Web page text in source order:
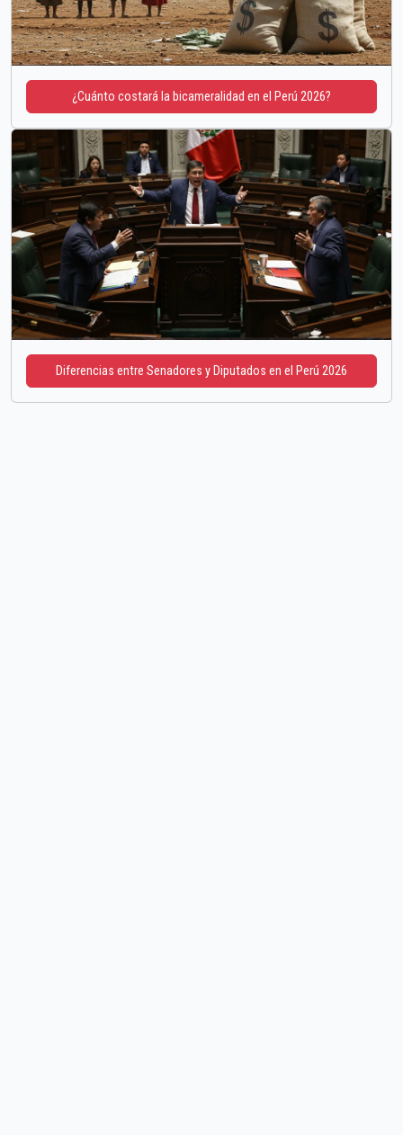
¿Cuánto costará la bicameralidad en el Perú 2026?
Diferencias entre Senadores y Diputados en el Perú 2026